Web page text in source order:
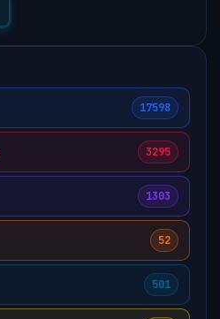
17598
3295
1303
52
501